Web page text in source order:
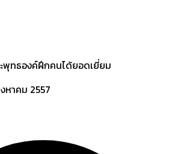
พุทธองค์ฝึกคนได้ยอดเยี่ยม
หาคม 2557